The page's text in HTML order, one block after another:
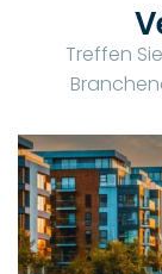
Treffen